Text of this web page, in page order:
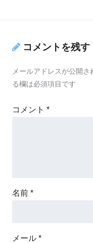
コメントを残す
メールアドレスが公開さ
る欄は必須項目です
コメント *
名前 *
メール *